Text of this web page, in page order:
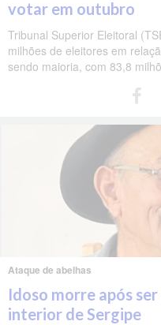
votar em outubro
Tribunal Superior Eleitoral
milhões de eleitores em
sendo maioria, com 83,8
Ataque de abelhas
Idoso morre após
interior de Sergipe